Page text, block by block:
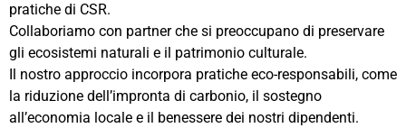
pratiche di CSR.
Collaboriamo con partner che si preoccupano di preservare
gli ecosistemi naturali e il patrimonio culturale.
Il nostro approccio incorpora pratiche eco-responsabili, come
la riduzione dell’impronta di carbonio, il sostegno
all’economia locale e il benessere dei nostri dipendenti.